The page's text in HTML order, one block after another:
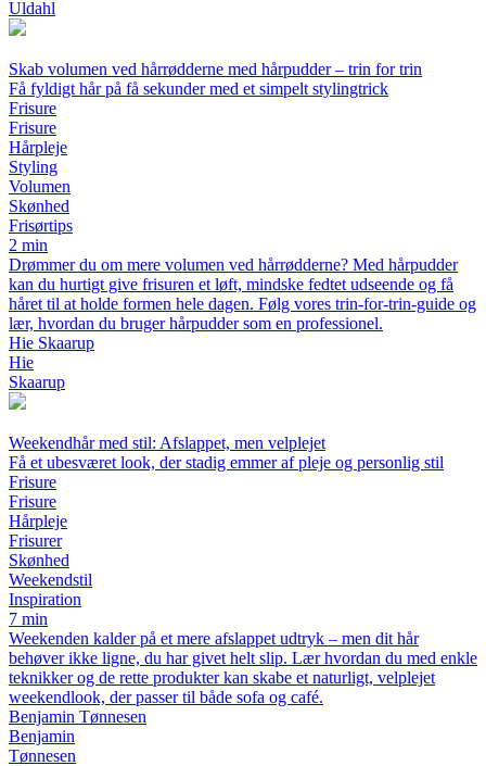
Uldahl
Skab volumen ved hårrødderne med hårpudder – trin for trin
Få fyldigt hår på få sekunder med et simpelt stylingtrick
Frisure
Frisure
Hårpleje
Styling
Volumen
Skønhed
Frisørtips
2 min
Drømmer du om mere volumen ved hårrødderne? Med hårpudder
kan du hurtigt give frisuren et løft, mindske fedtet udseende og få
håret til at holde formen hele dagen. Følg vores trin-for-trin-guide og
lær, hvordan du bruger hårpudder som en professionel.
Hie Skaarup
Hie
Skaarup
Weekendhår med stil: Afslappet, men velplejet
Få et ubesværet look, der stadig emmer af pleje og personlig stil
Frisure
Frisure
Hårpleje
Frisurer
Skønhed
Weekendstil
Inspiration
7 min
Weekenden kalder på et mere afslappet udtryk – men dit hår
behøver ikke ligne, du har givet helt slip. Lær hvordan du med enkle
teknikker og de rette produkter kan skabe et naturligt, velplejet
weekendlook, der passer til både sofa og café.
Benjamin Tønnesen
Benjamin
Tønnesen